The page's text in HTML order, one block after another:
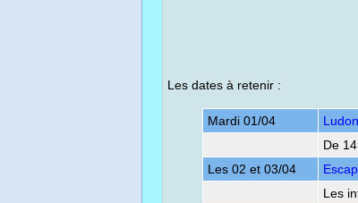
Les dates à retenir :
Mardi 01/04
De
Les 02 et 03/04
Les